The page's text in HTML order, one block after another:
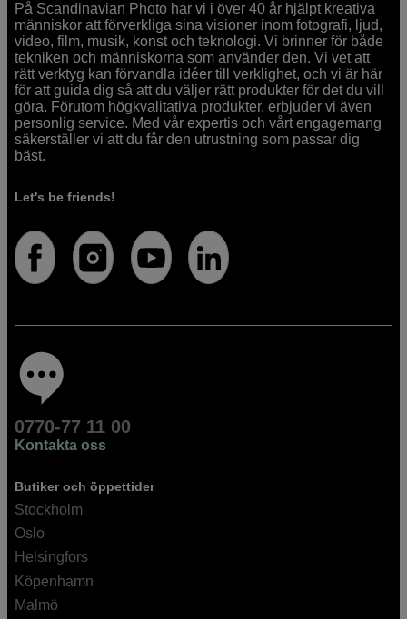
På Scandinavian Photo har vi i över 40 år hjälpt kreativa
människor att förverkliga sina visioner inom fotografi, ljud,
video, film, musik, konst och teknologi. Vi brinner för både
tekniken och människorna som använder den. Vi vet att
rätt verktyg kan förvandla idéer till verklighet, och vi är här
för att guida dig så att du väljer rätt produkter för det du vill
göra. Förutom högkvalitativa produkter, erbjuder vi även
personlig service. Med vår expertis och vårt engagemang
säkerställer vi att du får den utrustning som passar dig
bäst.
Let's be friends!
0770-77 11 00
Kontakta oss
Butiker och öppettider
Stockholm
Oslo
Helsingfors
Köpenhamn
Malmö